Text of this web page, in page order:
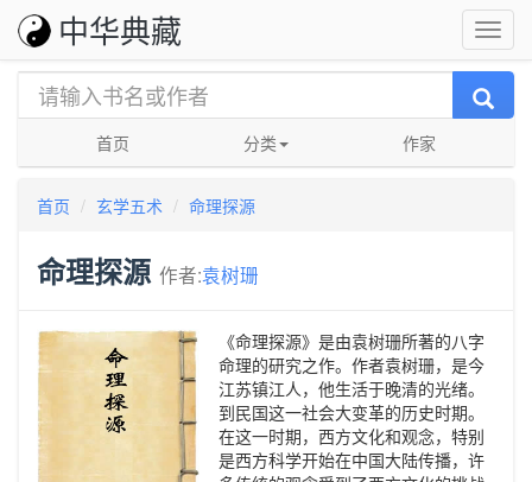
中华典藏
首页 分类 作家
首页 玄学五术 命理探源
命理探源 作者:袁树珊
《命理探源》是由袁树珊所著的八字
命理的研究之作。作者袁树珊，是今
江苏镇江人，他生活于晚清的光绪。
到民国这一社会大变革的历史时期。
在这一时期，西方文化和观念，特别
是西方科学开始在中国大陆传播，许